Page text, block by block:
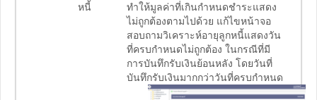
หนี้
ทำให้มูลค่าที่เกินกำหนดชำระแสดง
ไม่ถูกต้องตามไปด้วย แก้ไขหน้าจอ
สอบถามวิเคราะห์อายุลูกหนี้แสดงวัน
ที่ครบกำหนดไม่ถูกต้อง ในกรณีที่มี
การบันทึกรับเงินย้อนหลัง โดยวันที่
บันทึกรับเงินมากกว่าวันที่ครบกำหนด